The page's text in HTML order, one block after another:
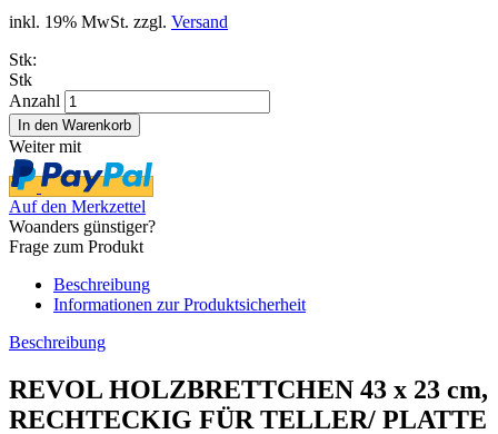
inkl. 19% MwSt. zzgl. Versand
Stk:
Stk
Anzahl
Weiter mit
Auf den Merkzettel
Woanders günstiger?
Frage zum Produkt
Beschreibung
Informationen zur Produktsicherheit
Beschreibung
REVOL HOLZBRETTCHEN 43 x 23 cm,
RECHTECKIG FÜR TELLER/ PLATTE